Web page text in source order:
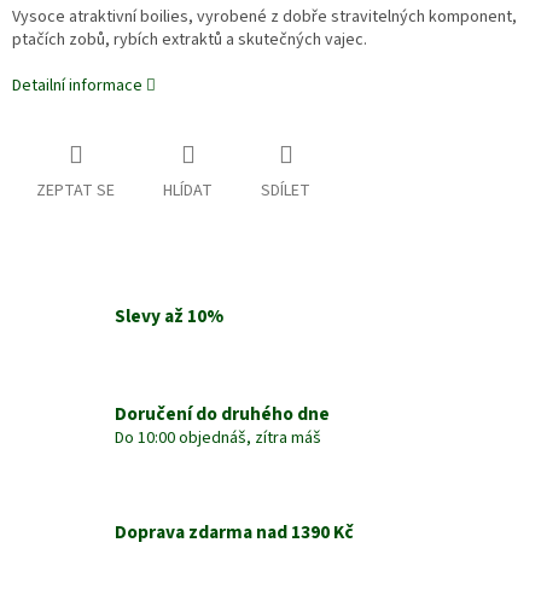
Vysoce atraktivní boilies, vyrobené z dobře stravitelných komponent,
ptačích zobů, rybích extraktů a skutečných vajec.
Detailní informace
ZEPTAT SE HLÍDAT SDÍLET
Slevy až 10%
Doručení do druhého dne
Do 10:00 objednáš, zítra máš
Doprava zdarma nad 1390 Kč